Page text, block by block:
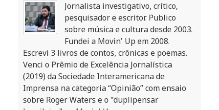
Jornalista investigativo, crítico,
pesquisador e escritor. Publico
sobre música e cultura desde 2003.
Fundei a Movin' Up em 2008.
Escrevi 3 livros de contos, crônicas e poemas.
Venci o Prêmio de Excelência Jornalística
(2019) da Sociedade Interamericana de
Imprensa na categoria “Opinião” com ensaio
sobre Roger Waters e o "duplipensar